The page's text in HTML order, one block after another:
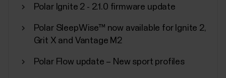
Polar Ignite 2 - 2.1.0 firmware update
Polar SleepWise™ now available for Ignite 2,
Grit X and Vantage M2
Polar Flow update – New sport profiles